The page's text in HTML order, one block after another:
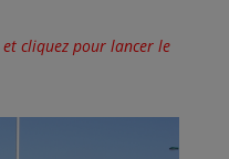
et cliquez pour lancer le